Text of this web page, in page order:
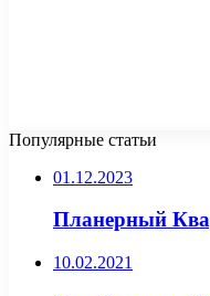
Популярные статьи
01.12.2023
Планерный
10.02.2021